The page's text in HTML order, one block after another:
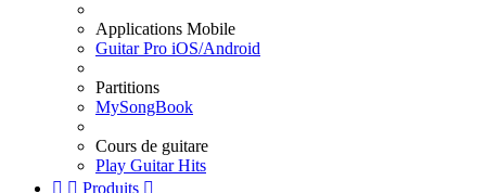
Applications Mobile
Guitar Pro iOS/Android
Partitions
MySongBook
Cours de guitare
Play Guitar Hits
  Produits 